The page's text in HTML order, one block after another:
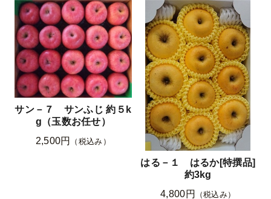
サン－７ サンふじ 約５k
g（玉数お任せ）
2,500円
（税込み）
はる－１ はるか[特撰品]
約3kg
4,800円
（税込み）